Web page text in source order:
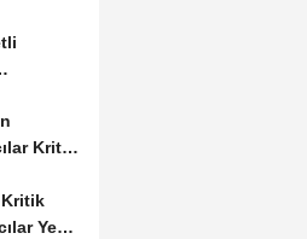
Kritik
Kritik
Yeni